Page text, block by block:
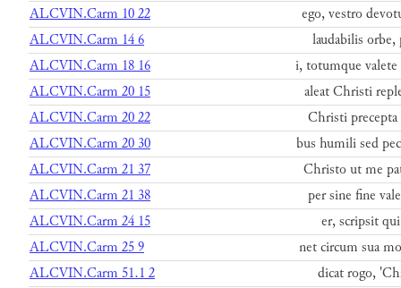
ALCVIN.Carm 10 22
ego, vestro
ALCVIN.Carm 14 6
laudabilis orbe,
ALCVIN.Carm 18 16
i, totumque
ALCVIN.Carm 20 15
aleat Christi
ALCVIN.Carm 20 22
Christi
ALCVIN.Carm 20 30
bus humili sed
ALCVIN.Carm 21 37
Christo ut me
ALCVIN.Carm 21 38
per sine fine
ALCVIN.Carm 24 15
er, scripsit
ALCVIN.Carm 25 9
net circum sua
ALCVIN.Carm 51.1 2
dicat rogo,